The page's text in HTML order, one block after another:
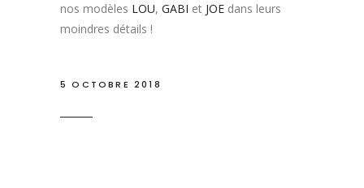
nos modèles LOU, GABI et JOE dans leurs
moindres détails !
5 OCTOBRE 2018